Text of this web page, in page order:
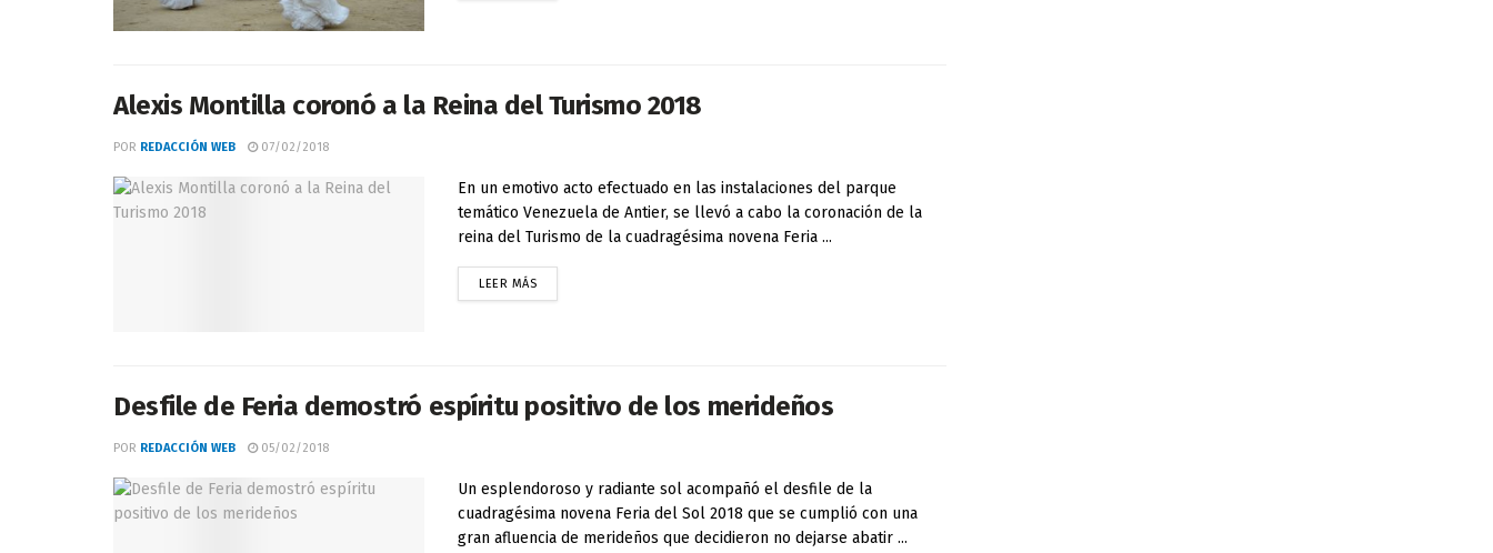
Alexis Montilla coronó a la Reina del Turismo 2018
POR REDACCIÓN WEB 07/02/2018
En un emotivo acto efectuado en las instalaciones del parque
temático Venezuela de Antier, se llevó a cabo la coronación de la
reina del Turismo de la cuadragésima novena Feria ...
LEER MÁS
Desfile de Feria demostró espíritu positivo de los merideños
POR REDACCIÓN WEB 05/02/2018
Un esplendoroso y radiante sol acompañó el desfile de la
cuadragésima novena Feria del Sol 2018 que se cumplió con una
gran afluencia de merideños que decidieron no dejarse abatir ...